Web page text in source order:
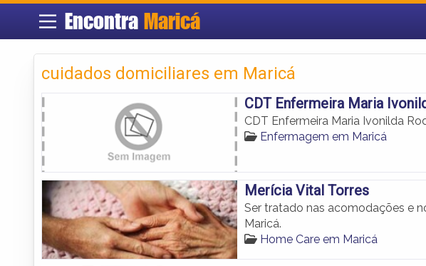
Encontra Maricá
cuidados domiciliares em Maricá
CDT Enfermeira Maria
CDT Enfermeira Maria Ivonilda
Enfermagem em Maricá
Merícia Vital Torres
Ser tratado nas acomodações e
Maricá.
Home Care em Maricá